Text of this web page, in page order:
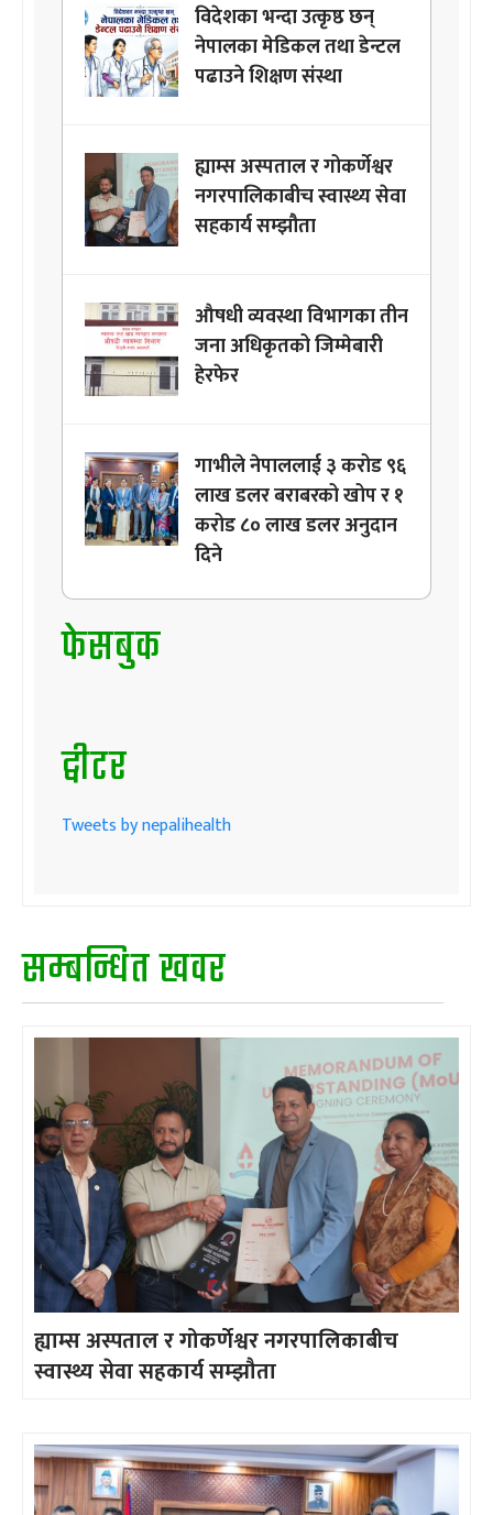
विदेशका भन्दा उत्कृष्ठ छन्
नेपालका मेडिकल तथा डेन्टल
पढाउने शिक्षण संस्था
ह्याम्स अस्पताल र गोकर्णेश्वर
नगरपालिकाबीच स्वास्थ्य सेवा
सहकार्य सम्झौता
औषधी व्यवस्था विभागका तीन
जना अधिकृतको जिम्मेबारी
हेरफेर
गाभीले नेपाललाई ३ करोड ९६
लाख डलर बराबरको खोप र १
करोड ८० लाख डलर अनुदान
दिने
फेसबुक
ट्वीटर
Tweets by nepalihealth
सम्बन्धित खवर
ह्याम्स अस्पताल र गोकर्णेश्वर नगरपालिकाबीच
स्वास्थ्य सेवा सहकार्य सम्झौता